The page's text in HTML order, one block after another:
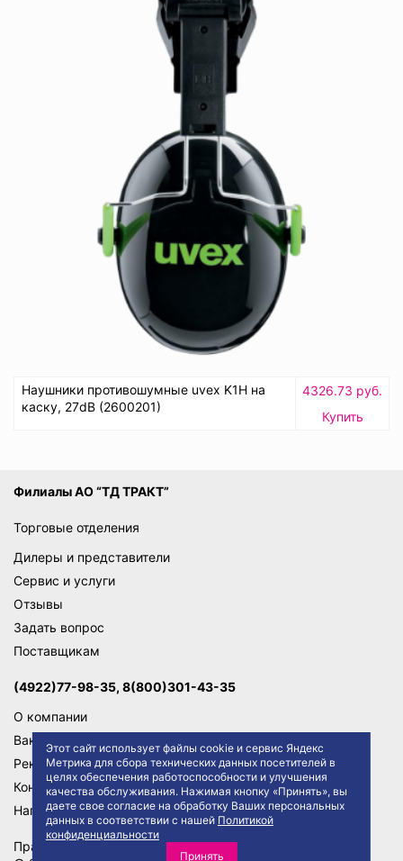
Этот сайт использует файлы cookie и сервис Яндекс
Метрика для сбора технических данных посетителей в
целях обеспечения работоспособности и улучшения
качества обслуживания. Нажимая кнопку «Принять», вы
даете свое согласие на обработку Ваших персональных
данных в соответствии с нашей Политикой
конфиденциальности
Принять
Наушники противошумные uvex K1H на
каску, 27dB (2600201)
4326.73 руб.
Купить
Филиалы АО “ТД ТРАКТ”
Торговые отделения
Дилеры и представители
Сервис и услуги
Отзывы
Задать вопрос
Поставщикам
(4922)77-98-35, 8(800)301-43-35
О компании
Вакансии
Реквизиты
Контакты
Написать директору
Правила сайта
Политика конфиденциальности